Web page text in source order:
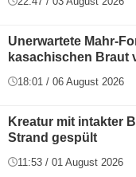
Unerwartete Mahr-
kasachischen Braut
18:01 / 06 August 2026
Kreatur mit intakter
Strand gespült
11:53 / 01 August 2026